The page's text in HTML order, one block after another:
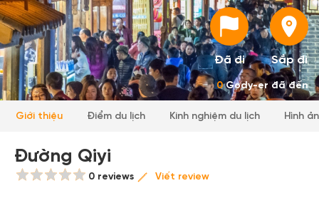
Đã đi Sắp đi
0Gody-er đã đến
Giới thiệu Điểm du lịch Kinh nghiệm du lịch Hình
Đường Qiyi
0 reviews Viết review